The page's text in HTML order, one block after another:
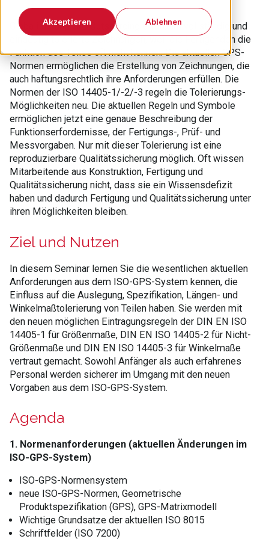
Akzeptieren Ablehnen
Globalisierung und Outsourcing erfordern vollständig und
eindeutig tolerierte Zeichnungen, weil die Fertigenden die
Funktion des Teiles oft nicht kennen. Die aktuellen GPS-
Normen ermöglichen die Erstellung von Zeichnungen, die
auch haftungsrechtlich ihre Anforderungen erfüllen. Die
Normen der ISO 14405-1/-2/-3 regeln die Tolerierungs-
Möglichkeiten neu. Die aktuellen Regeln und Symbole
ermöglichen jetzt eine genaue Beschreibung der
Funktionserfordernisse, der Fertigungs-, Prüf- und
Messvorgaben. Nur mit dieser Tolerierung ist eine
reproduzierbare Qualitätssicherung möglich. Oft wissen
Mitarbeitende aus Konstruktion, Fertigung und
Qualitätssicherung nicht, dass sie ein Wissensdefizit
haben und dadurch Fertigung und Qualitätssicherung unter
ihren Möglichkeiten bleiben.
Ziel und Nutzen
In diesem Seminar lernen Sie die wesentlichen aktuellen
Anforderungen aus dem ISO-GPS-System kennen, die
Einfluss auf die Auslegung, Spezifikation, Längen- und
Winkelmaßtolerierung von Teilen haben. Sie werden mit
den neuen möglichen Eintragungsregeln der DIN EN ISO
14405-1 für Größenmaße, DIN EN ISO 14405-2 für Nicht-
Größenmaße und DIN EN ISO 14405-3 für Winkelmaße
vertraut gemacht. Sowohl Anfänger als auch erfahrenes
Personal werden sicherer im Umgang mit den neuen
Vorgaben aus dem ISO-GPS-System.
Agenda
1. Normenanforderungen (aktuellen Änderungen im
ISO-GPS-System)
ISO-GPS-Normensystem
neue ISO-GPS-Normen, Geometrische
Produktspezifikation (GPS), GPS-Matrixmodell
Wichtige Grundsatze der aktuellen ISO 8015
Schriftfelder (ISO 7200)